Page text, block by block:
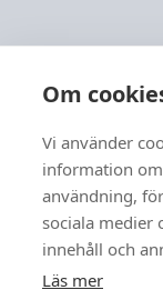
Om
Vi använder
information
användning,
sociala medier
innehåll och
Läs mer
JRF
FÖLJ OSS